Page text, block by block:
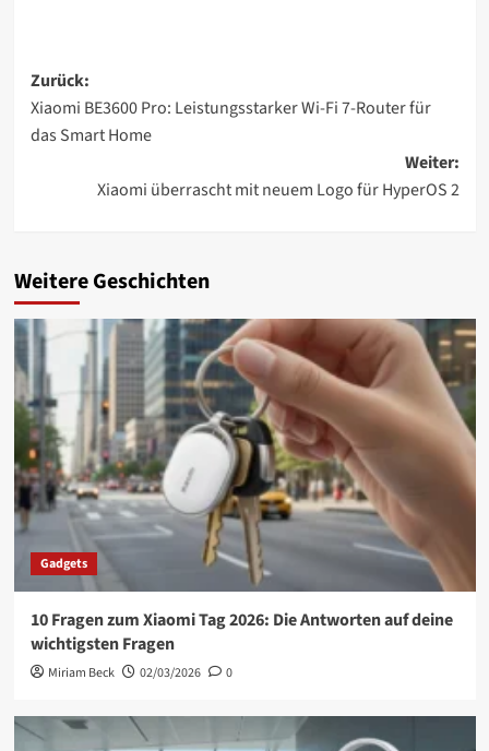
Beitragsnavigation
Zurück:
Xiaomi BE3600 Pro: Leistungsstarker Wi-Fi 7-Router für
das Smart Home
Weiter:
Xiaomi überrascht mit neuem Logo für HyperOS 2
Weitere Geschichten
Gadgets
10 Fragen zum Xiaomi Tag 2026: Die Antworten auf deine
wichtigsten Fragen
Miriam Beck 02/03/2026 0